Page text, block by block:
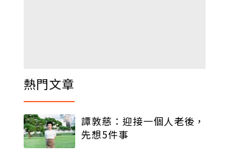
熱門文章
譚敦慈：迎接一個人老後，
先想5件事